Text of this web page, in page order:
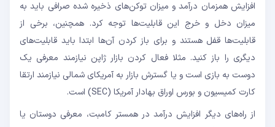
افزایش همزمان درآمد و میزان توکن‌های ذخیره شده صرافی باید به
میزان دخل و خرج این قابلیت‌ها توجه کرد. همچنین، برخی از
قابلیت‌ها قفل هستند و برای باز کردن آن‌ها ابتدا باید قابلیت‌های
دیگری را باز کنید. مثلا فعال کردن بازار ژاپن نیازمند معرفی یک
دوست به بازی است و یا گسترش بازار به آمریکای شمالی نیازمند ارتقا
کارت کمیسیون و بورس اوراق بهادار آمریکا (SEC) است.
از راه‌های دیگر افزایش درآمد در همستر کامبت، معرفی دوستان یا